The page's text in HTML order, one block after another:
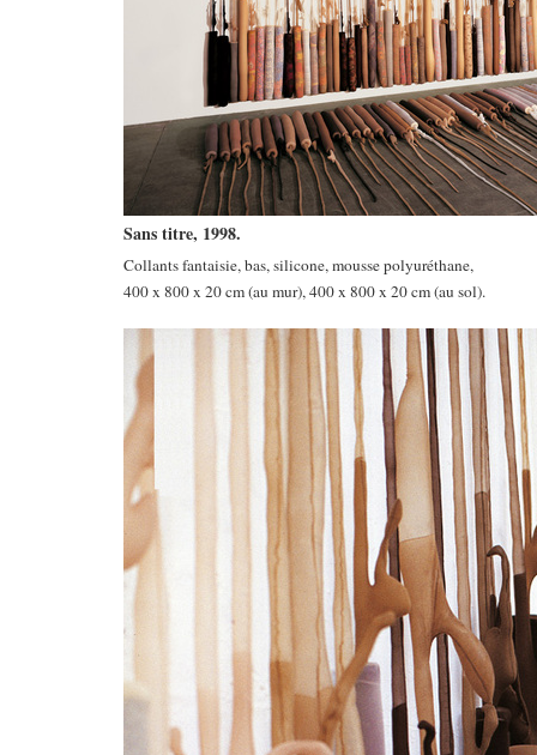
Sans titre, 1998.
Collants fantaisie, bas, silicone, mousse polyuréthane,
400 x 800 x 20 cm (au mur), 400 x 800 x 20 cm (au sol).